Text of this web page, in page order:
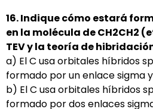
16. Indique cómo estará
en la molécula de CH2CH2
TEV yla teoría de
a) El C usa orbitales híbridos
formado por un enlace sigma
b) El C usa orbitales híbridos
formado por dos enlaces